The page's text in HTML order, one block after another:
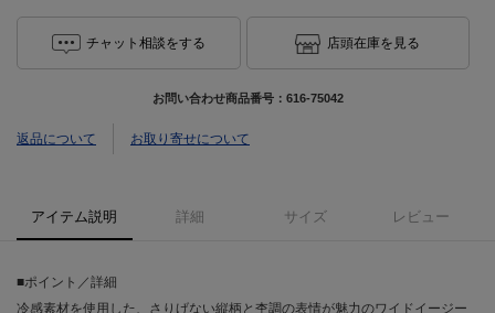
チャット相談をする 店頭在庫を見る
お問い合わせ商品番号： 616-75042
返品について お取り寄せについて
アイテム説明 詳細 サイズ レビュー
■ポイント／詳細
冷感素材を使用した、さりげない縦柄と杢調の表情が魅力のワイドイージー